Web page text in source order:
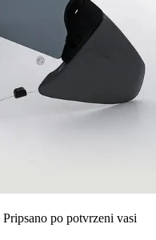
Pripsano po potvrzeni vasi